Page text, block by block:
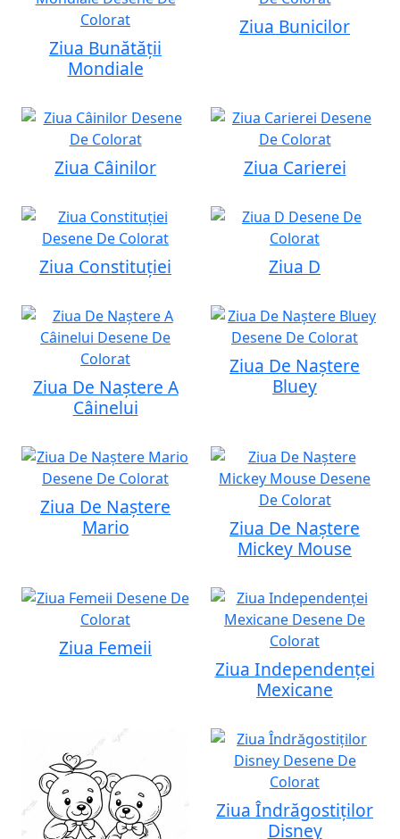
Ziua Bunătății
Mondiale
Ziua Bunicilor
Ziua Câinilor Ziua Carierei
Ziua Constituției Ziua D
Ziua De Naștere A
Câinelui
Ziua De Naștere
Bluey
Ziua De Naștere
Mario
Ziua De Naștere
Mickey Mouse
Ziua Femeii
Ziua Independenței
Mexicane
Ziua Îndrăgostiților
Disney